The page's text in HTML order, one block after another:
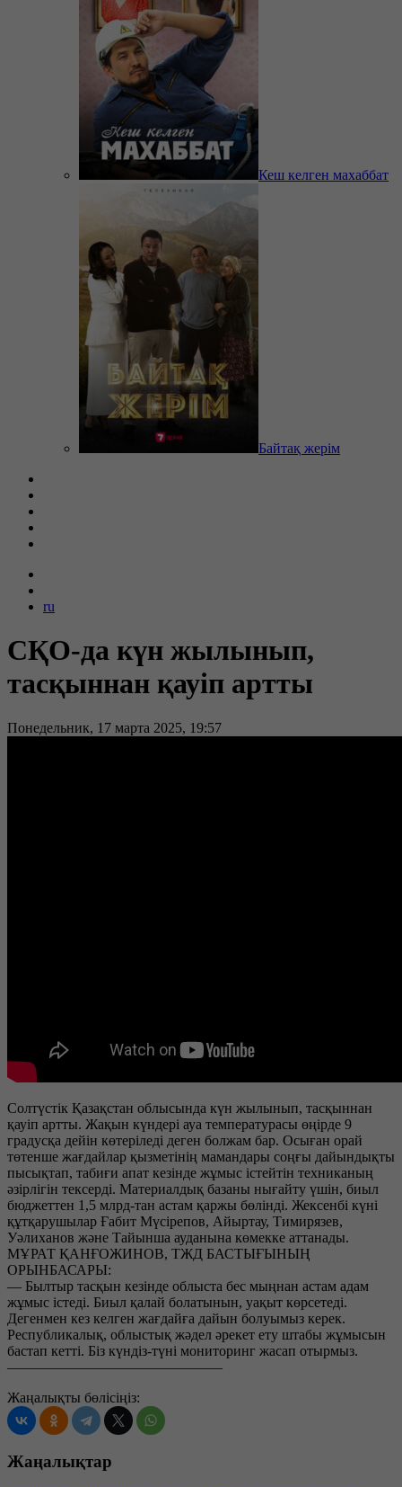
Кеш келген махаббат
Байтақ жерім
ru
СҚО-да күн жылынып,
тасқыннан қауіп артты
Понедельник, 17 марта 2025, 19:57
Солтүстік Қазақстан облысында күн жылынып, тасқыннан
қауіп артты. Жақын күндері ауа температурасы өңірде 9
градусқа дейін көтеріледі деген болжам бар. Осыған орай
төтенше жағдайлар қызметінің мамандары соңғы дайындықты
пысықтап, табиғи апат кезінде жұмыс істейтін техниканың
әзірлігін тексерді. Материалдық базаны нығайту үшін, биыл
бюджеттен 1,5 млрд-тан астам қаржы бөлінді. Жексенбі күні
құтқарушылар Ғабит Мүсірепов, Айыртау, Тимирязев,
Уәлиханов және Тайынша ауданына көмекке аттанады.
МҰРАТ ҚАНҒОЖИНОВ, ТЖД БАСТЫҒЫНЫҢ
ОРЫНБАСАРЫ:
— Былтыр тасқын кезінде облыста бес мыңнан астам адам
жұмыс істеді. Биыл қалай болатынын, уақыт көрсетеді.
Дегенмен кез келген жағдайға дайын болуымыз керек.
Республикалық, облыстық жәдел әрекет ету штабы жұмысын
бастап кетті. Біз күндіз-түні мониторинг жасап отырмыз.
———————————————
Жаңалықты бөлісіңіз:
Жаңалықтар